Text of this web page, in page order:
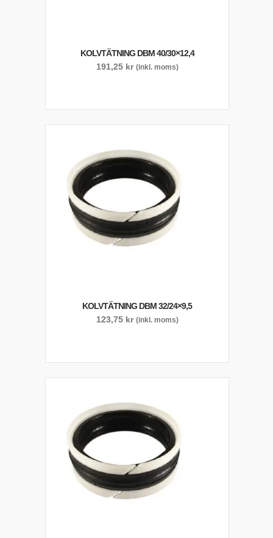
KOLVTÄTNING DBM 40/30×12,4
191,25 kr (inkl. moms)
KOLVTÄTNING DBM 32/24×9,5
123,75 kr (inkl. moms)